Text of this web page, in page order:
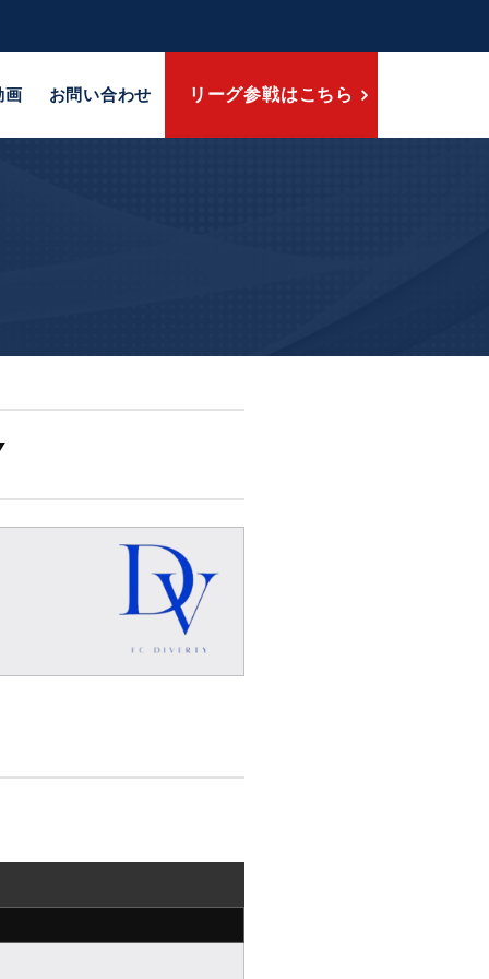
画 お問い合わせ リーグ参戦はこちら